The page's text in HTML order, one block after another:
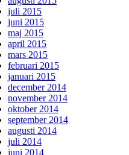
juli 2015
juni 2015
maj 2015
april 2015
mars 2015
februari 2015
januari 2015
december 2014
november 2014
oktober 2014
september 2014
augusti 2014
juli 2014
juni 2014